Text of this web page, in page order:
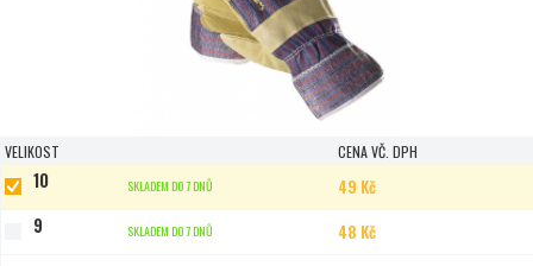
VELIKOST CENA VČ. DPH
10 SKLADEM DO 7 DNŮ 49 Kč
9 SKLADEM DO 7 DNŮ 48 Kč